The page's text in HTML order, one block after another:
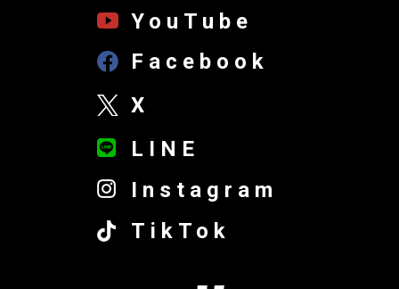
YouTube
Facebook
X
LINE
Instagram
TikTok